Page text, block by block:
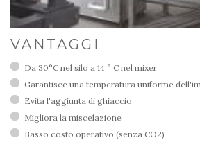
VANTAGGI
Da 30°C nel silo a 14 ° C nel mixer
Garantisce una temperatura uniforme
Evita l'aggiunta di ghiaccio
Migliora la miscelazione
Basso costo operativo (senza CO2)